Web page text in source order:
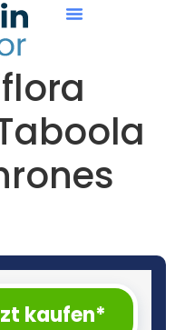
kaufen*